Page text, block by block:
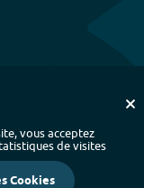
-
les cookies
vous acceptez
de visites
Cookies